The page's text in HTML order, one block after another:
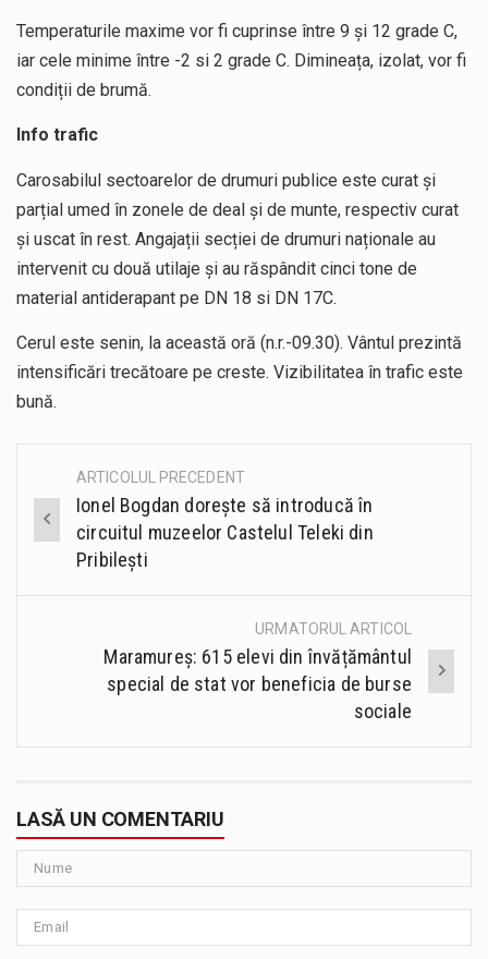
Temperaturile maxime vor fi cuprinse între 9 și 12 grade C,
iar cele minime între -2 si 2 grade C. Dimineața, izolat, vor fi
condiții de brumă.
Info trafic
Carosabilul sectoarelor de drumuri publice este curat și
parțial umed în zonele de deal și de munte, respectiv curat
și uscat în rest. Angajații secției de drumuri naționale au
intervenit cu două utilaje și au răspândit cinci tone de
material antiderapant pe DN 18 si DN 17C.
Cerul este senin, la această oră (n.r.-09.30). Vântul prezintă
intensificări trecătoare pe creste. Vizibilitatea în trafic este
bună.
Post
navigation
ARTICOLUL PRECEDENT
Ionel Bogdan dorește să introducă în
circuitul muzeelor Castelul Teleki din
Pribilești
URMATORUL ARTICOL
Maramureș: 615 elevi din învățământul
special de stat vor beneficia de burse
sociale
LASĂ UN COMENTARIU